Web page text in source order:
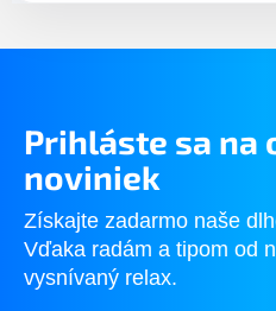
Prihláste sa na
noviniek
Získajte zadarmo naše
Vďaka radám a tipom od
vysnívaný relax.